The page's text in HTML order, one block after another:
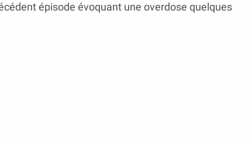
épisode évoquant une overdose quelques